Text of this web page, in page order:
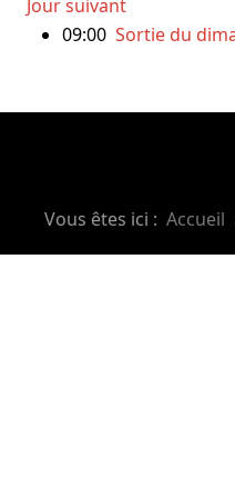
Jour suivant
09:00 Sortie du
Vous êtes ici : Accueil